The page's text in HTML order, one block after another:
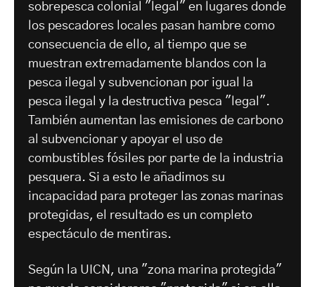
sobrepesca colonial "legal" en lugares donde
los pescadores locales pasan hambre como
consecuencia de ello, al tiempo que se
muestran extremadamente blandos con la
pesca ilegal y subvencionan por igual la
pesca ilegal y la destructiva pesca "legal".
También aumentan las emisiones de carbono
al subvencionar y apoyar el uso de
combustibles fósiles por parte de la industria
pesquera. Si a esto le añadimos su
incapacidad para proteger las zonas marinas
protegidas, el resultado es un completo
espectáculo de mentiras.
Según la UICN, una "zona marina protegida"